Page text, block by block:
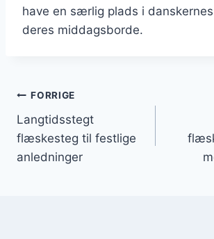
have en særlig plads i
deres middagsborde.
Indlægsnavigation
FORRIGE
Langtidsstegt
flæskesteg til festlige
anledninger